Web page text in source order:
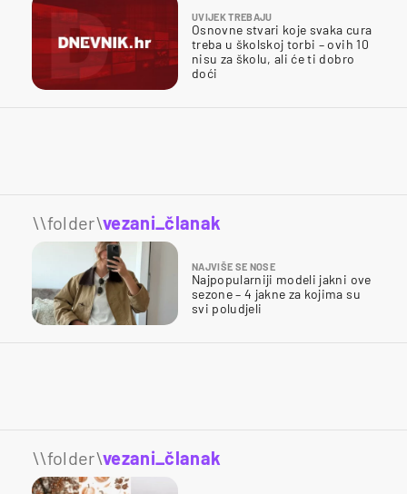
UVIJEK TREBAJU
Osnovne stvari koje svaka cura
treba u školskoj torbi – ovih 10
nisu za školu, ali će ti dobro
doći
\\folder\vezani_članak
NAJVIŠE SE NOSE
Najpopularniji modeli jakni ove
sezone – 4 jakne za kojima su
svi poludjeli
\\folder\vezani_članak